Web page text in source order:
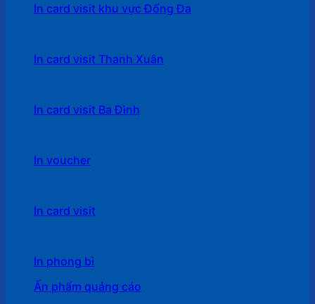
In card visit khu vực Đống Đa
In card visit Thanh Xuân
In card visit Ba Đình
In voucher
In card visit
In phong bì
Ấn phẩm quảng cáo